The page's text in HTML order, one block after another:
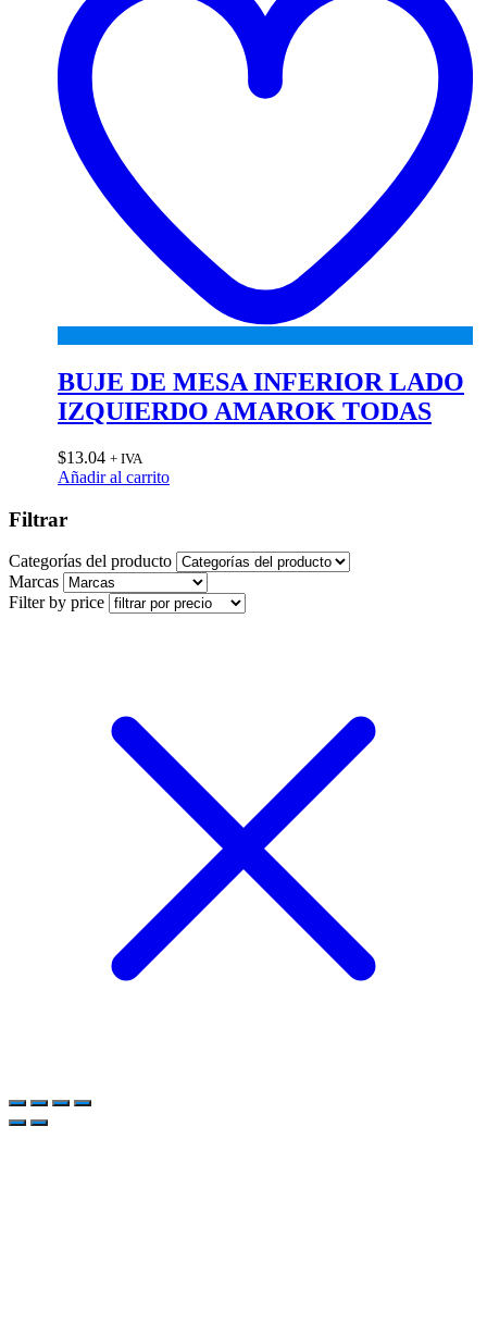
BUJE DE MESA INFERIOR LADO
IZQUIERDO AMAROK TODAS
$13.04 + IVA
Añadir al carrito
Filtrar
Categorías del producto
Marcas
Filter by price